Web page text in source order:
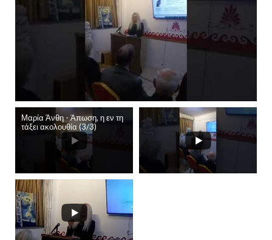
Μαρία Άνθη - Άπωση, η εν τη
τάξει ακολουθία (3/3)